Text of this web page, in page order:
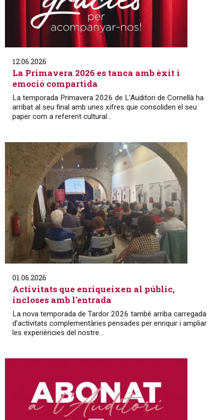
12.06.2026
La Primavera 2026 es tanca amb èxit i
emoció compartida
La temporada Primavera 2026 de L’Auditori de Cornellà ha
arribat al seu final amb unes xifres que consoliden el seu
paper com a referent cultural...
01.06.2026
Activitats que enriqueixen al públic,
incloses amb l'entrada
La nova temporada de Tardor 2026 també arriba carregada
d’activitats complementàries pensades per enriquir i ampliar
les experiències del nostre...